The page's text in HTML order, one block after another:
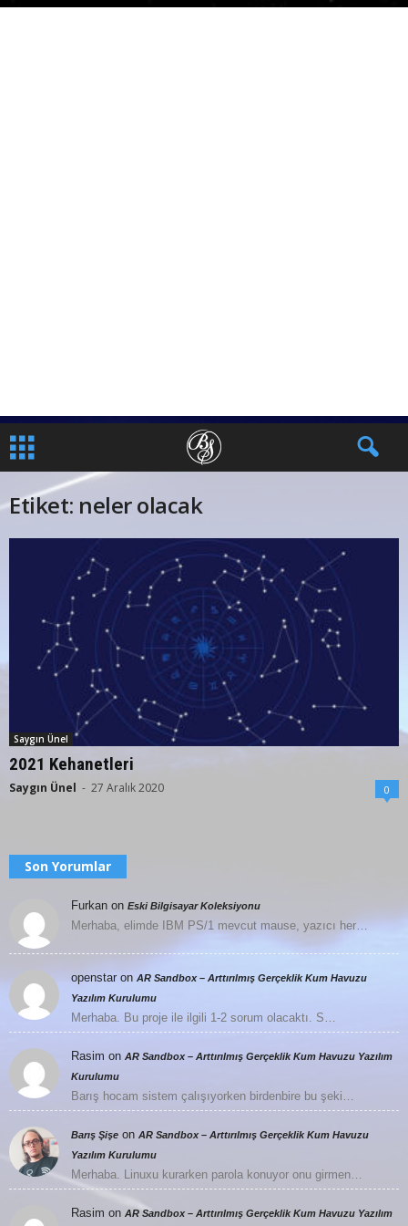
Etiket: neler olacak
Saygın Ünel
2021 Kehanetleri
Saygın Ünel - 27 Aralık 2020 0
Son Yorumlar
Furkan on Eski Bilgisayar Koleksiyonu
Merhaba, elimde IBM PS/1 mevcut mause, yazıcı her…
openstar on AR Sandbox – Arttırılmış Gerçeklik Kum Havuzu
Yazılım Kurulumu
Merhaba. Bu proje ile ilgili 1-2 sorum olacaktı. S…
Rasim on AR Sandbox – Arttırılmış Gerçeklik Kum Havuzu Yazılım
Kurulumu
Barış hocam sistem çalışıyorken birdenbire bu şeki…
Barış Şişe on AR Sandbox – Arttırılmış Gerçeklik Kum Havuzu
Yazılım Kurulumu
Merhaba. Linuxu kurarken parola konuyor onu girmen…
Rasim on AR Sandbox – Arttırılmış Gerçeklik Kum Havuzu Yazılım